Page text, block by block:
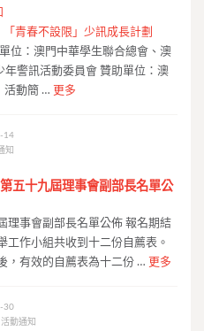
「青春不設限」少訊成長計劃
位：澳門中華學生聯合總會、澳
年警訊活動委員會 贊助單位：澳
活動簡 … 更多
14
知
第五十九屆理事會副部長名單公
理事會副部長名單公佈 報名期結
工作小組共收到十二份自薦表。
，有效的自薦表為十二份 … 更多
30
,活動通知